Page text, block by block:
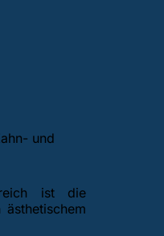
und
ist die